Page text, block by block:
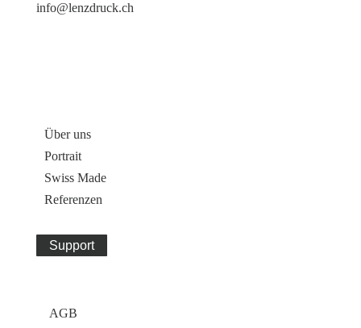
info@lenzdruck.ch
Über uns
Portrait
Swiss Made
Referenzen
Support
AGB